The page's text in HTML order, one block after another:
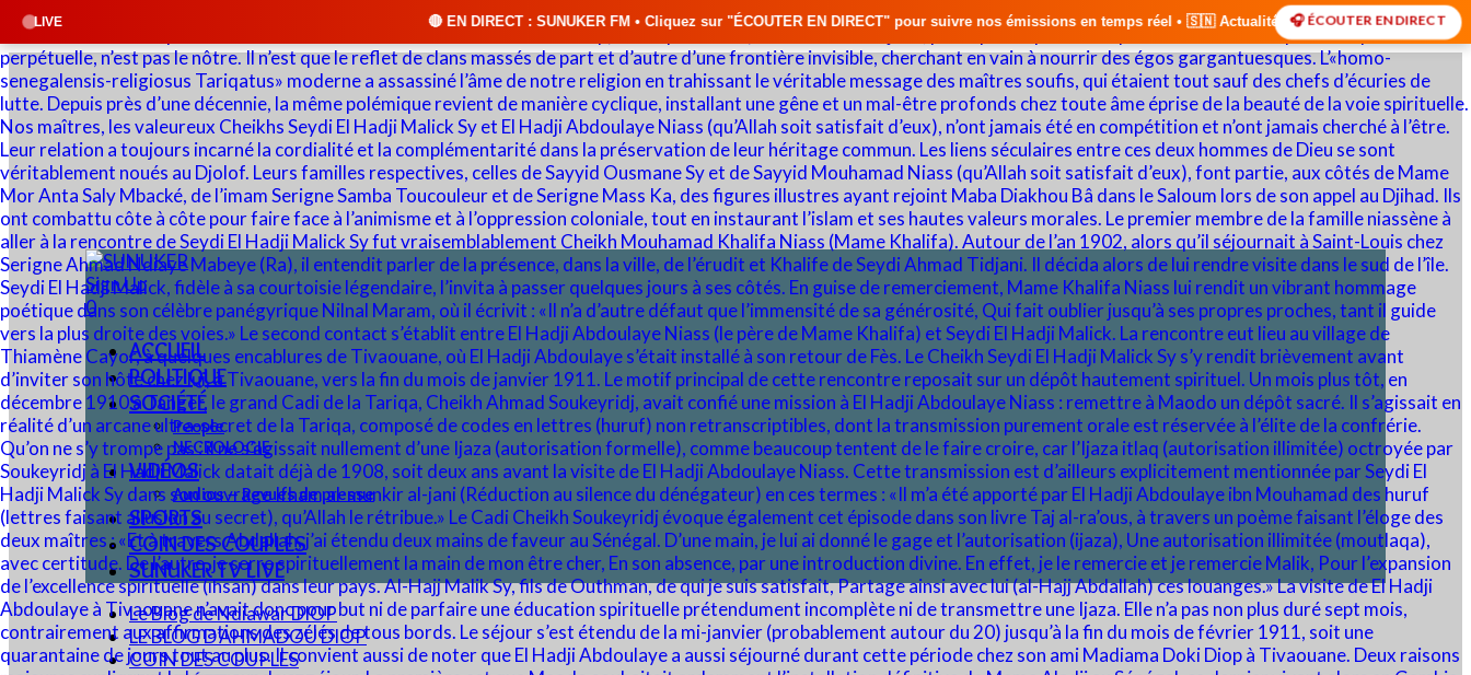
LIVE 🔴 EN DIRECT : SUNUKER FM • Cliquez sur "ÉCOUTER EN DIRECT" pour suivre nos émissions en temps réel • 🇸🇳 Actualités du Sénégal • 🌍 Actualités Internationales
🎧 ÉCOUTER EN DIRECT
Sign Up
0
ACCUEIL
POLITIQUE
SOCIÉTÉ
People
NECROLOGIE
VIDÉOS
Audios – Revues de presse
SPORTS
COIN DES COUPLES
SUNUKER TV LIVE
Le Blog de Ndiawar DIOP
LE BLOG D’AHMADOU DIOP
COIN DES COUPLES